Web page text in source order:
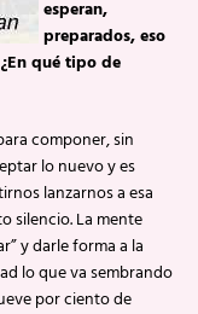
esperan,
preparados, eso
qué tipo de
componer, sin
lo nuevo y es
lanzarnos a esa
silencio. La mente
y darle forma a la
lo que va sembrando
por ciento de